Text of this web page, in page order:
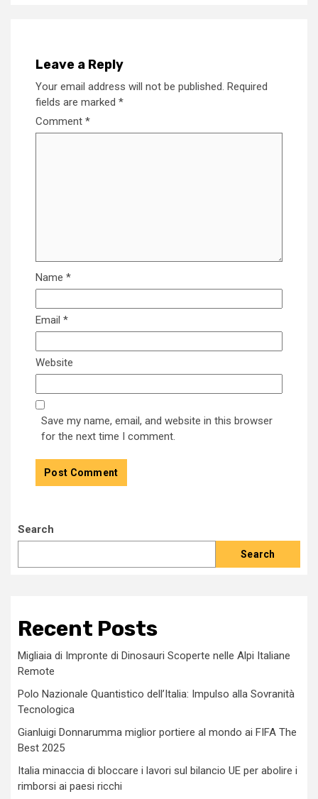
Leave a Reply
Your email address will not be published. Required
fields are marked *
Comment *
Name *
Email *
Website
Save my name, email, and website in this browser
for the next time I comment.
Search
Search
Recent Posts
Migliaia di Impronte di Dinosauri Scoperte nelle Alpi Italiane
Remote
Polo Nazionale Quantistico dell’Italia: Impulso alla Sovranità
Tecnologica
Gianluigi Donnarumma miglior portiere al mondo ai FIFA The
Best 2025
Italia minaccia di bloccare i lavori sul bilancio UE per abolire i
rimborsi ai paesi ricchi